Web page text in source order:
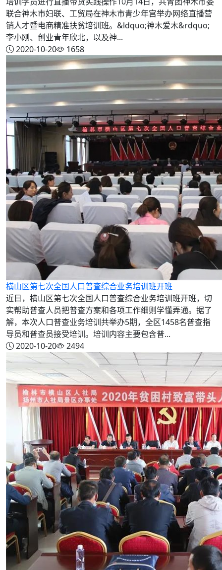
联合神木市妇联、工贸局在神木市青少年宫举办网络直播营
销人才暨电商精准扶贫培训班。&ldquo;神木爱木&rdquo;
李小刚、创业青年欣北，以及神...
2020-10-20
1658
横山区第七次全国人口普查综合业务培训班开班
近日，横山区第七次全国人口普查综合业务培训班开班，切
实帮助普查人员把普查方案和各项工作细则学懂弄通。据了
解，本次人口普查业务培训共举办5期，全区1458名普查指
导员和普查员接受培训。培训内容主要包含普...
2020-10-20
2494